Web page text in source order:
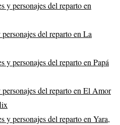
y personajes del reparto en
del reparto en La
y personajes del reparto en Papá
del reparto en El Amor
y personajes del reparto en Yara,